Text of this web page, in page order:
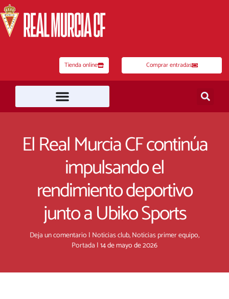
al
contenido
Tienda online Comprar entradas
El Real Murcia CF continúa
impulsando el
rendimiento deportivo
junto a Ubiko Sports
Deja un comentario | Noticias club,Noticias primer equipo,
Portada |14 de mayo de 2026